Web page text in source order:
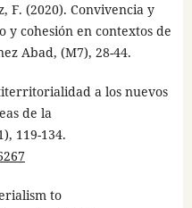
F. (2020). Convivencia y
cohesión en contextos de
Abad, (M7), 28-44.
a los nuevos
de la
119-134.
to